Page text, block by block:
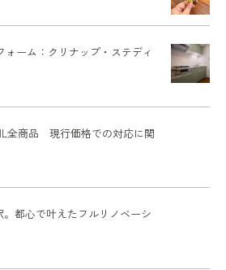
ーム：クリナップ・ステディ
全商品 現行価格での対応に関
都心で叶えたフルリノベーシ